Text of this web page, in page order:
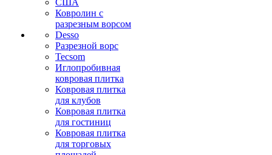
США
Ковролин с
разрезным ворсом
Desso
Разрезной ворс
Tecsom
Иглопробивная
ковровая плитка
Ковровая плитка
для клубов
Ковровая плитка
для гостиниц
Ковровая плитка
для торговых